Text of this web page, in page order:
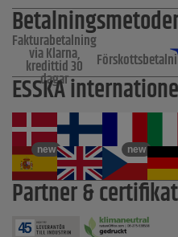
Fakturabetalning
via Klarna,
kredittid 30
dagar
ESSKA
new new
Partner & certifikat